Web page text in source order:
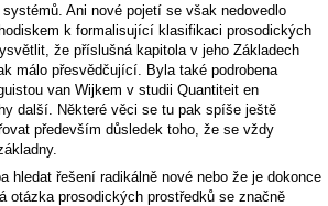
Ani nové pojetí se však nedovedlo
k formalisující klasifikaci prosodických
že příslušná kapitola v jeho Základech
málo přesvědčující. Byla také podrobena
van Wijkem v studii Quantiteit en
další. Některé věci se tu pak spíše ještě
především důsledek toho, že se vždy
hledat řešení radikálně nové nebo že je dokonce
otázka prosodických prostředků se značně